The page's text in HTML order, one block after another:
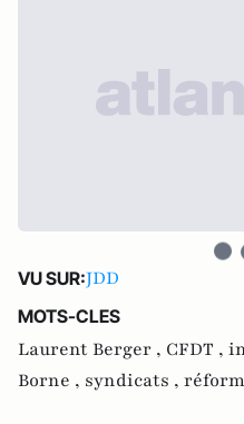
VU SUR:JDD
MOTS-CLES
Laurent Berger , CFDT ,
Borne , syndicats ,